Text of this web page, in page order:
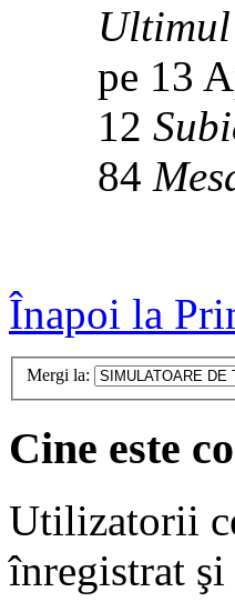
Ultimul
pe 13
12
84
Înapoi la
Mergi la:
Cine este
Utilizatorii
înregistrat